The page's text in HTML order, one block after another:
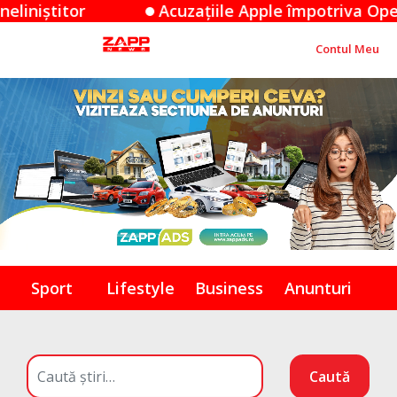
Acuzațiile Apple împotriva OpenAI: O dispută de
Contul Meu
Sport Lifestyle Business Anunturi
Caută